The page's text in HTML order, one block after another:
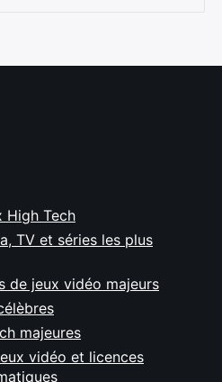
High Tech
TV et séries les plus
de jeux vidéo majeurs
majeures
vidéo et licences